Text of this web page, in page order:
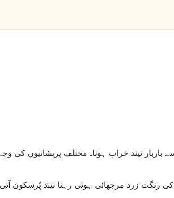
باربار نیند خراب ہوناـ مختلف پریشانیوں کی
رنگت زرد مرجھائی ہوئی رہنا نیند پُرسکون